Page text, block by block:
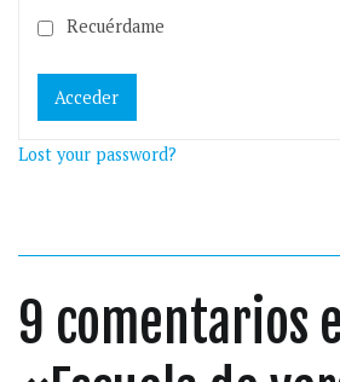
Recuérdame
Lost your password?
9 comentarios